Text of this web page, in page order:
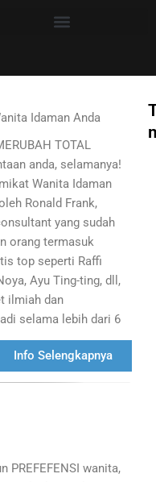
Idaman Anda
TOTAL
anda, selamanya!
Wanita Idaman
Ronald Frank,
yang sudah
orang termasuk
top seperti Raffi
Ayu Ting-ting, dll,
ilmiah dan
selama lebih dari 6
Info Selengkapnya
PREFEFENSI wanita,